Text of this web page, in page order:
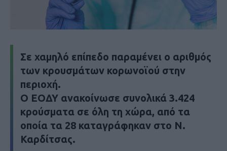
Σε χαμηλό επίπεδο παραμένει ο αριθμός
των κρουσμάτων κορωνοϊού στην
περιοχή.
Ο ΕΟΔΥ ανακοίνωσε συνολικά 3.424
κρούσματα σε όλη τη χώρα, από τα
οποία τα 28 καταγράφηκαν στο Ν.
Καρδίτσας.